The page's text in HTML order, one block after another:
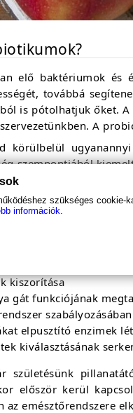
elő baktériumok és
továbbá
is pótolhatjuk őket.
A
körülbelül
szempontjából
segítik az
kombinálva.
kiszorítása
gát funkciójának
elpusztító enzimek
kiválasztásának
születésünk
először kerül
az emésztőrendszere
szükséges
információk.